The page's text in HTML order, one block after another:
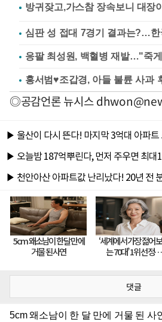
심판 성 접대 7경기 결과는?…한
응팔 최성원, 백혈병 재발…"죽
홍서범♥조갑경, 아들 불륜 사과
◎공감언론 뉴시스
댓글